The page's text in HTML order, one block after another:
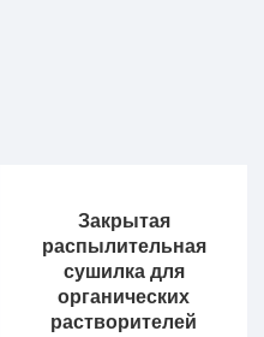
Закрытая
распылительная
сушилка для
органических
растворителей